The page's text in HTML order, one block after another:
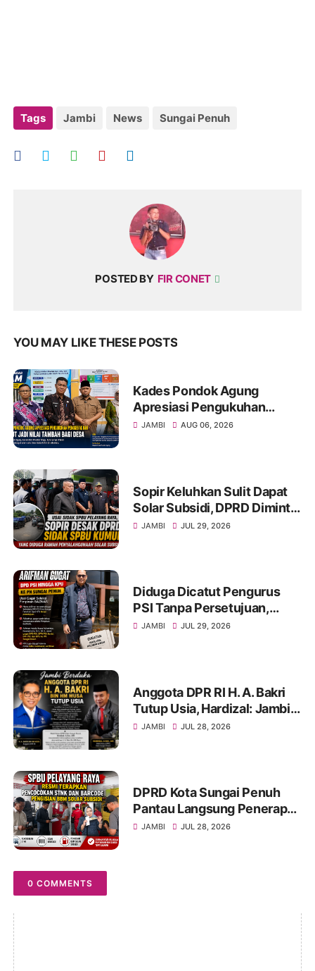
Tags Jambi News Sungai Penuh
POSTED BY FIR CONET
YOU MAY LIKE THESE POSTS
Kades Pondok Agung
Apresiasi Pengukuhan
Penggerak HAM, Sebut Jadi
JAMBI AUG 06, 2026
Sopir Keluhkan Sulit Dapat
Solar Subsidi, DPRD Diminta
Sidak SPBU Kumun
JAMBI JUL 29, 2026
Diduga Dicatut Pengurus
PSI Tanpa Persetujuan,
Arifman Resmi Gugat DPD
JAMBI JUL 29, 2026
Anggota DPR RI H. A. Bakri
Tutup Usia, Hardizal: Jambi
Kehilangan Salah Satu Putra
JAMBI JUL 28, 2026
DPRD Kota Sungai Penuh
Pantau Langsung Penerapan
Pencocokan STNK di SPBU
JAMBI JUL 28, 2026
0 COMMENTS